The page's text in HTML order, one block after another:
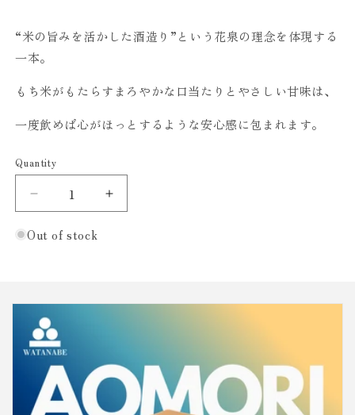
“米の旨みを活かした酒造り”という花泉の理念を体現する
一本。
もち米がもたらすまろやかな口当たりとやさしい甘味は、
一度飲めば心がほっとするような安心感に包まれます。
Quantity
Decrease
quantity
for
米
酒
Increase
quantity
米
Out of stock